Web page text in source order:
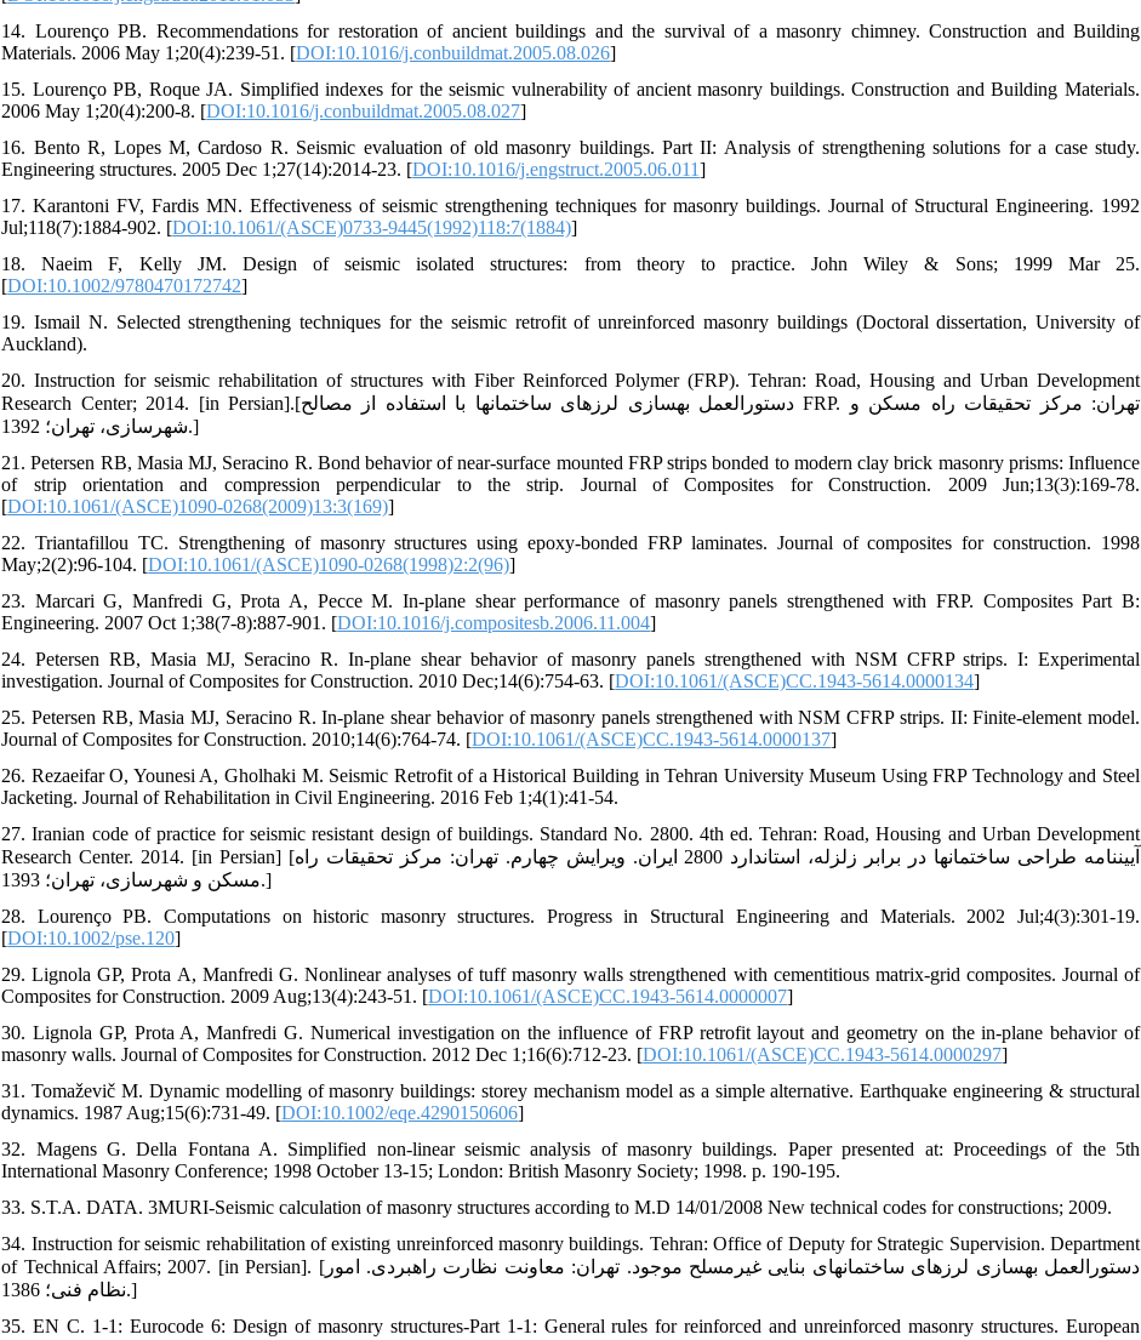
14. Lourenço PB. Recommendations for restoration of ancient buildings and the survival of a masonry chimney. Construction and Building
Materials. 2006 May 1;20(4):239-51. [DOI:10.1016/j.conbuildmat.2005.08.026]
15. Lourenço PB, Roque JA. Simplified indexes for the seismic vulnerability of ancient masonry buildings. Construction and Building Materials.
2006 May 1;20(4):200-8. [DOI:10.1016/j.conbuildmat.2005.08.027]
16. Bento R, Lopes M, Cardoso R. Seismic evaluation of old masonry buildings. Part II: Analysis of strengthening solutions for a case study.
Engineering structures. 2005 Dec 1;27(14):2014-23. [DOI:10.1016/j.engstruct.2005.06.011]
17. Karantoni FV, Fardis MN. Effectiveness of seismic strengthening techniques for masonry buildings. Journal of Structural Engineering. 1992
Jul;118(7):1884-902. [DOI:10.1061/(ASCE)0733-9445(1992)118:7(1884)]
18. Naeim F, Kelly JM. Design of seismic isolated structures: from theory to practice. John Wiley & Sons; 1999 Mar 25.
[DOI:10.1002/9780470172742]
19. Ismail N. Selected strengthening techniques for the seismic retrofit of unreinforced masonry buildings (Doctoral dissertation, University of
Auckland).
20. Instruction for seismic rehabilitation of structures with Fiber Reinforced Polymer (FRP). Tehran: Road, Housing and Urban Development
Research Center; 2014. [in Persian].[دستورالعمل بهسازی لرزه‏ای ساختمان‏ها با استفاده از مصالح FRP. تهران: مرکز تحقیقات راه مسکن و
شهرسازی، تهران؛ 1392.]
21. Petersen RB, Masia MJ, Seracino R. Bond behavior of near-surface mounted FRP strips bonded to modern clay brick masonry prisms: Influence
of strip orientation and compression perpendicular to the strip. Journal of Composites for Construction. 2009 Jun;13(3):169-78.
[DOI:10.1061/(ASCE)1090-0268(2009)13:3(169)]
22. Triantafillou TC. Strengthening of masonry structures using epoxy-bonded FRP laminates. Journal of composites for construction. 1998
May;2(2):96-104. [DOI:10.1061/(ASCE)1090-0268(1998)2:2(96)]
23. Marcari G, Manfredi G, Prota A, Pecce M. In-plane shear performance of masonry panels strengthened with FRP. Composites Part B:
Engineering. 2007 Oct 1;38(7-8):887-901. [DOI:10.1016/j.compositesb.2006.11.004]
24. Petersen RB, Masia MJ, Seracino R. In-plane shear behavior of masonry panels strengthened with NSM CFRP strips. I: Experimental
investigation. Journal of Composites for Construction. 2010 Dec;14(6):754-63. [DOI:10.1061/(ASCE)CC.1943-5614.0000134]
25. Petersen RB, Masia MJ, Seracino R. In-plane shear behavior of masonry panels strengthened with NSM CFRP strips. II: Finite-element model.
Journal of Composites for Construction. 2010;14(6):764-74. [DOI:10.1061/(ASCE)CC.1943-5614.0000137]
26. Rezaeifar O, Younesi A, Gholhaki M. Seismic Retrofit of a Historical Building in Tehran University Museum Using FRP Technology and Steel
Jacketing. Journal of Rehabilitation in Civil Engineering. 2016 Feb 1;4(1):41-54.
27. Iranian code of practice for seismic resistant design of buildings. Standard No. 2800. 4th ed. Tehran: Road, Housing and Urban Development
Research Center. 2014. [in Persian] [آیین‏نامه طراحی ساختمان‏ها در برابر زلزله، استاندارد 2800 ایران. ویرایش چهارم. تهران: مرکز تحقیقات راه
مسکن و شهرسازی، تهران؛ 1393.]
28. Lourenço PB. Computations on historic masonry structures. Progress in Structural Engineering and Materials. 2002 Jul;4(3):301-19.
[DOI:10.1002/pse.120]
29. Lignola GP, Prota A, Manfredi G. Nonlinear analyses of tuff masonry walls strengthened with cementitious matrix-grid composites. Journal of
Composites for Construction. 2009 Aug;13(4):243-51. [DOI:10.1061/(ASCE)CC.1943-5614.0000007]
30. Lignola GP, Prota A, Manfredi G. Numerical investigation on the influence of FRP retrofit layout and geometry on the in-plane behavior of
masonry walls. Journal of Composites for Construction. 2012 Dec 1;16(6):712-23. [DOI:10.1061/(ASCE)CC.1943-5614.0000297]
31. Tomaževič M. Dynamic modelling of masonry buildings: storey mechanism model as a simple alternative. Earthquake engineering & structural
dynamics. 1987 Aug;15(6):731-49. [DOI:10.1002/eqe.4290150606]
32. Magens G. Della Fontana A. Simplified non-linear seismic analysis of masonry buildings. Paper presented at: Proceedings of the 5th
International Masonry Conference; 1998 October 13-15; London: British Masonry Society; 1998. p. 190-195.
33. S.T.A. DATA. 3MURI-Seismic calculation of masonry structures according to M.D 14/01/2008 New technical codes for constructions; 2009.
34. Instruction for seismic rehabilitation of existing unreinforced masonry buildings. Tehran: Office of Deputy for Strategic Supervision. Department
of Technical Affairs; 2007. [in Persian]. [دستورالعمل بهسازی لرزه‏ای ساختمان‏های بنایی غیرمسلح موجود. تهران: معاونت نظارت راهبردی. امور
نظام فنی؛ 1386.]
35. EN C. 1-1: Eurocode 6: Design of masonry structures-Part 1-1: General rules for reinforced and unreinforced masonry structures. European